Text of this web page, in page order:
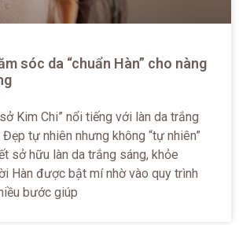
sóc da “chuẩn Hàn” cho nàng
Kim Chi” nổi tiếng với làn da trắng
tự nhiên nhưng không “tự nhiên”
sở hữu làn da trắng sáng, khỏe
Hàn được bật mí nhờ vào quy trình
bước giúp